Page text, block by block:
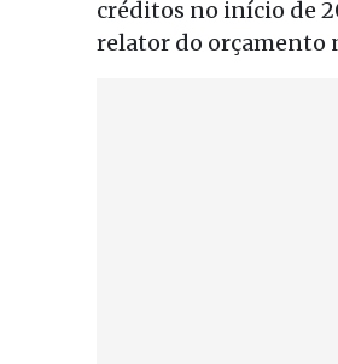
créditos no início de
relator do orçamento